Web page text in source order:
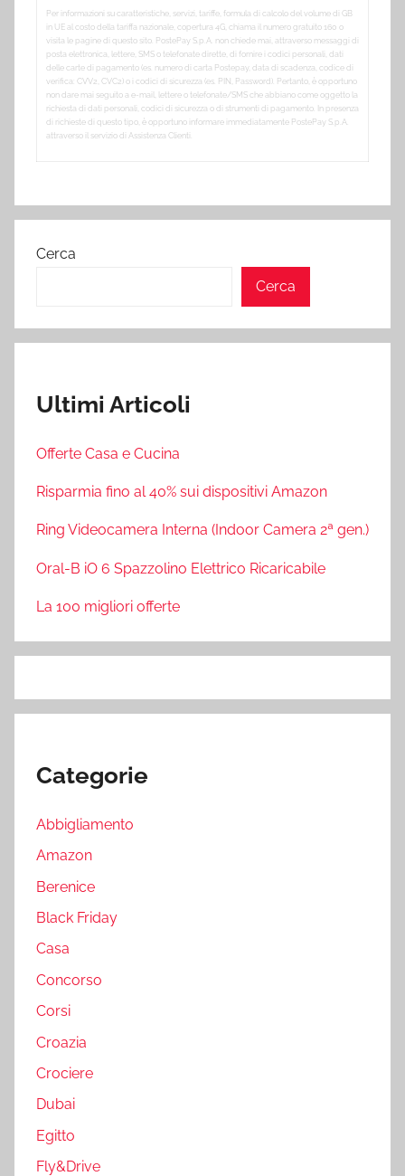
Per informazioni su caratteristiche, servizi, tariffe, formula di calcolo del volume di GB
in UE al costo della tariffa nazionale, copertura 4G, chiama il numero gratuito 160 o
visita le pagine di questo sito. PostePay S.p.A. non chiede mai, attraverso messaggi di
posta elettronica, lettere, SMS o telefonate dirette, di fornire i codici personali, dati
delle carte di pagamento (es. numero di carta Postepay, data di scadenza, codice di
verifica: CVV2, CVC2) o i codici di sicurezza (es. PIN, Password). Pertanto, è opportuno
non dare mai seguito a e-mail, lettere o telefonate/SMS che abbiano come oggetto la
richiesta di dati personali, codici di sicurezza o di strumenti di pagamento. In presenza
di richieste di questo tipo, è opportuno informare immediatamente PostePay S.p.A.
attraverso il servizio di Assistenza Clienti.
Cerca
Cerca
Ultimi Articoli
Offerte Casa e Cucina
Risparmia fino al 40% sui dispositivi Amazon
Ring Videocamera Interna (Indoor Camera 2ª gen.)
Oral-B iO 6 Spazzolino Elettrico Ricaricabile
La 100 migliori offerte
Categorie
Abbigliamento
Amazon
Berenice
Black Friday
Casa
Concorso
Corsi
Croazia
Crociere
Dubai
Egitto
Fly&Drive